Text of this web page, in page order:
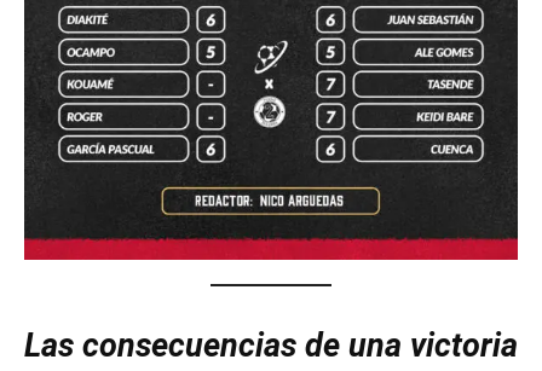
Las consecuencias de una victoria